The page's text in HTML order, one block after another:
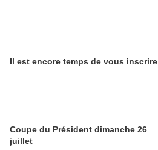
Il est encore temps de vous inscrire
Coupe du Président dimanche 26
juillet